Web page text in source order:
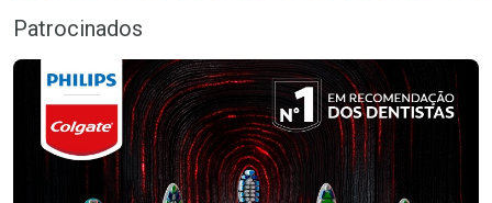
Patrocinados